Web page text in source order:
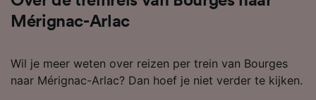
Mérignac-Arlac
Wil je meer weten over reizen per trein van Bourges
naar Mérignac-Arlac? Dan hoef je niet verder te kijken.